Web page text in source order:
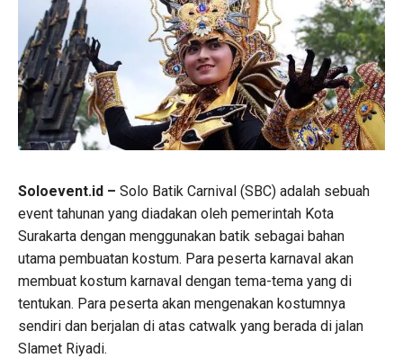
Soloevent.id – Solo Batik Carnival (SBC) adalah sebuah
event tahunan yang diadakan oleh pemerintah Kota
Surakarta dengan menggunakan batik sebagai bahan
utama pembuatan kostum. Para peserta karnaval akan
membuat kostum karnaval dengan tema-tema yang di
tentukan. Para peserta akan mengenakan kostumnya
sendiri dan berjalan di atas catwalk yang berada di jalan
Slamet Riyadi.